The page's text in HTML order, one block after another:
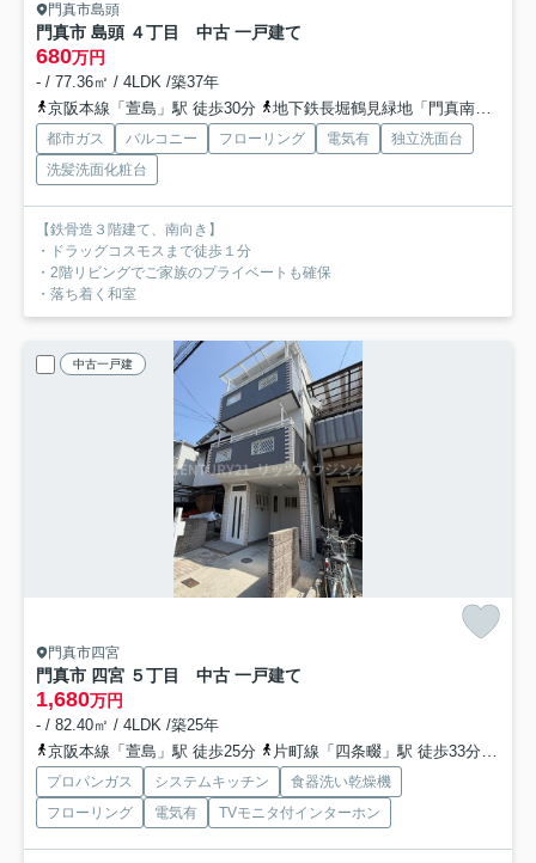
門真市島頭
門真市 島頭 ４丁目 中古 一戸建て
680万円
- / 77.36㎡ / 4LDK /築37年
京阪本線「萱島」駅 徒歩30分
地下鉄長堀鶴見緑地「門真南」駅 徒歩33分
都市ガス バルコニー フローリング 電気有
独立洗面台
洗髪洗面化粧台
【鉄骨造３階建て、南向き】
・ドラッグコスモスまで徒歩１分
・2階リビングでご家族のプライベートも確保
・落ち着く和室
中古一戸建
門真市四宮
門真市 四宮 ５丁目 中古 一戸建て
1,680万円
- / 82.40㎡ / 4LDK /築25年
京阪本線「萱島」駅 徒歩25分
片町線「四条畷」駅 徒歩33分
プロパンガス システムキッチン
食器洗い乾燥機
フローリング
電気有 TVモニタ付インターホン